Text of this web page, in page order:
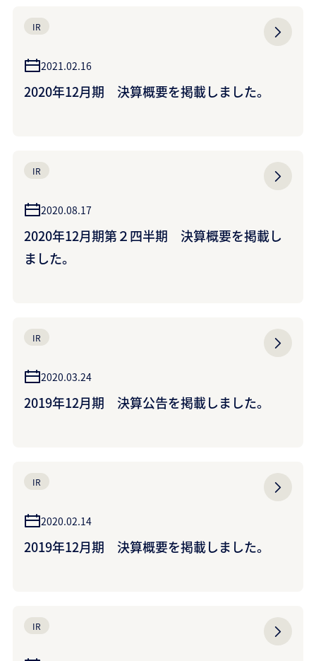
IR
2021.02.16
2020年12月期 決算概要を掲載しました。
IR
2020.08.17
2020年12月期第２四半期 決算概要を掲載し
ました。
IR
2020.03.24
2019年12月期 決算公告を掲載しました。
IR
2020.02.14
2019年12月期 決算概要を掲載しました。
IR